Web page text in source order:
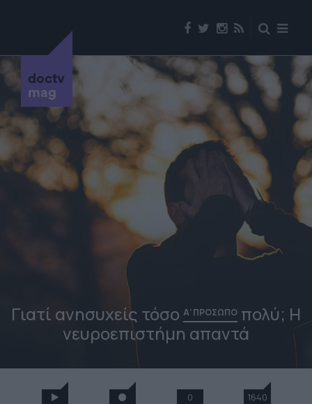
doctv
mag
Γιατί ανησυχείς τόσο Α' ΠΡΟΣΩΠΟ πολύ; H
νευροεπιστήμη απαντά
0 1640